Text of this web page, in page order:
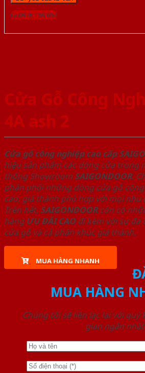
Gọi 0976.169.864
Cửa Gỗ Công
4A ash 2
Cửa gỗ công nghiệp cao cấp
hiệu sản phẩm các dòng cửa trong
thống Showroom SAIGONDOOR.
phân phối những dòng cửa gỗ
cao, giá thành phù hợp với mọi nhu
Trên hết, SAIGONDOORcòn có
hàng ƯU ĐÃI CAOđi kèm với sự đa
cửa gỗ và cả phân khúc giá thành.
MUA HÀNG NHANH
MUA HÀNG
Chúng tôi sẽ liên lạc lại với
gian ngắn nhất